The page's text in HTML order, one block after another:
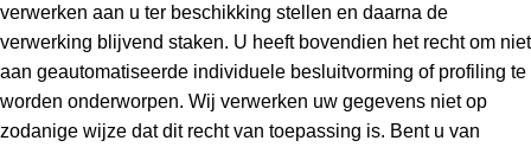
verwerken aan u ter beschikking stellen en daarna de
verwerking blijvend staken. U heeft bovendien het recht om niet
aan geautomatiseerde individuele besluitvorming of profiling te
worden onderworpen. Wij verwerken uw gegevens niet op
zodanige wijze dat dit recht van toepassing is. Bent u van